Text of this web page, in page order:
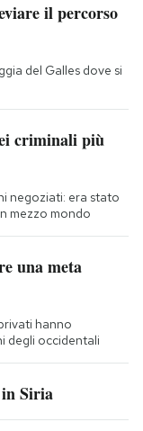
il percorso
del Galles dove si
criminali più
negoziati: era stato
mezzo mondo
una meta
hanno
degli occidentali
in Siria